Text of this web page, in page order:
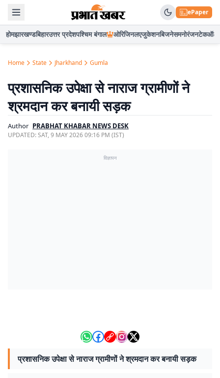
ePaper
होमझारखण्डबिहारउत्तर प्रदेशपश्चिम बंगाल ओरिजिनलएजुकेशनबिजनेसमनोरंजनटेकऑटो
Home State Jharkhand Gumla
प्रशासनिक उपेक्षा से नाराज ग्रामीणों ने
श्रमदान कर बनायी सड़क
Author PRABHAT KHABAR NEWS DESK
UPDATED:SAT, 9 MAY 2026 09:16 PM (IST)
विज्ञापन
प्रशासनिक उपेक्षा से नाराज ग्रामीणों ने श्रमदान कर बनायी सड़क